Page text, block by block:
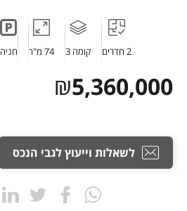
2 חדרים קומה 3 74 מ"ר חניה
5,360,000
₪
לשאלות וייעוץ לגבי הנכס